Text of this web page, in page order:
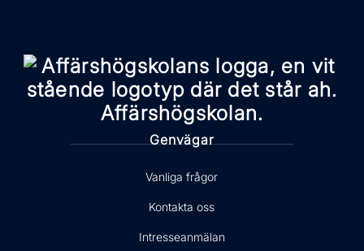
Genvägar
Vanliga frågor
Kontakta oss
Intresseanmälan